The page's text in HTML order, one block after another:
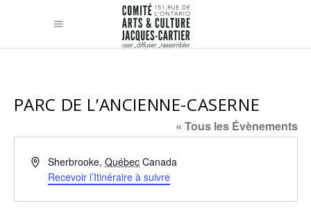
PARC DE L’ANCIENNE-CASERNE
« Tous les Évènements
AdresseSherbrooke, Québec Canada
Recevoir l’Itinéraire à suivre